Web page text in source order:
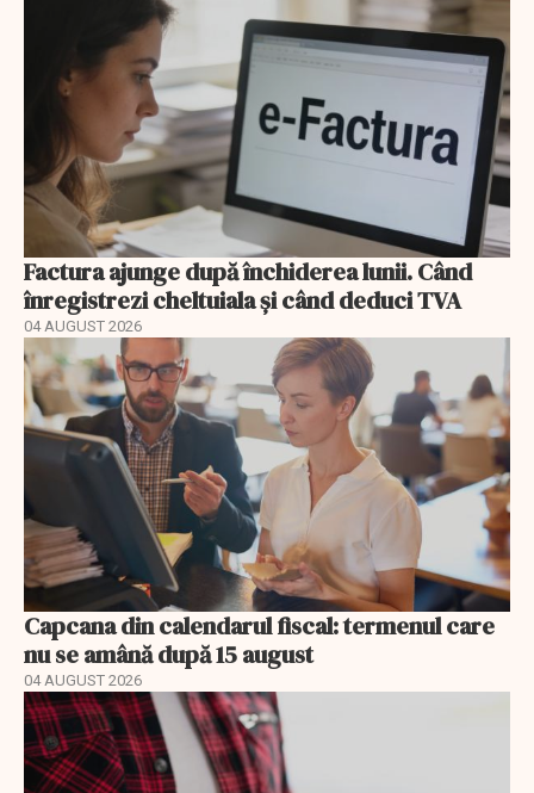
Factura ajunge după închiderea lunii. Când
înregistrezi cheltuiala și când deduci TVA
04 AUGUST 2026
Capcana din calendarul fiscal: termenul care
nu se amână după 15 august
04 AUGUST 2026